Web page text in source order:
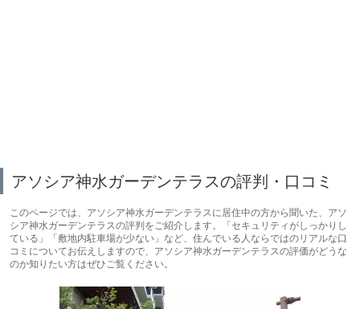
アソシア神水ガーデンテラスの評判・口コミ
このページでは、アソシア神水ガーデンテラスに居住中の方から聞いた、アソ
シア神水ガーデンテラスの評判をご紹介します。「セキュリティがしっかりし
ている」「敷地内駐車場が少ない」など、住んでいる人ならではのリアルな口
コミについてお伝えしますので、アソシア神水ガーデンテラスの評価がどうな
のか知りたい方はぜひご覧ください。